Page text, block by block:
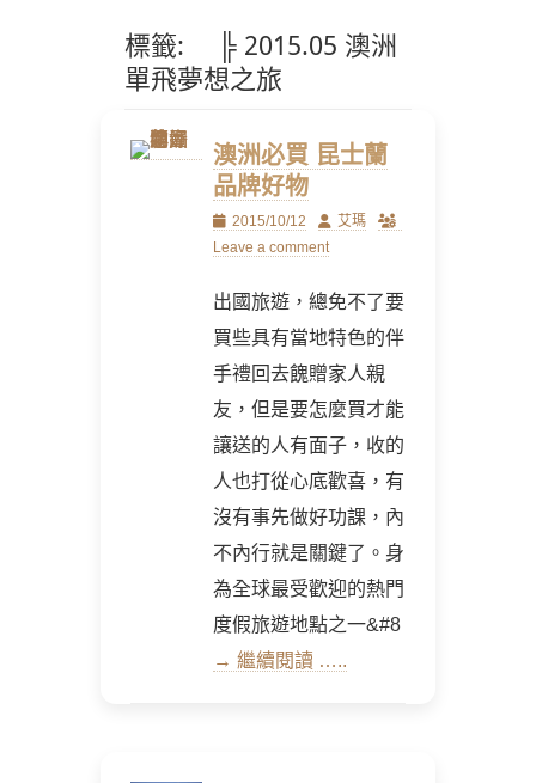
標籤:
╠ 2015.05 澳洲
單飛夢想之旅
澳洲必買 昆士蘭
品牌好物
Posted
on
2015/10/12 Author
艾瑪
Leave a comment
出國旅遊，總免不了要
買些具有當地特色的伴
手禮回去餽贈家人親
友，但是要怎麼買才能
讓送的人有面子，收的
人也打從心底歡喜，有
沒有事先做好功課，內
不內行就是關鍵了。身
為全球最受歡迎的熱門
度假旅遊地點之一&#8
→ 繼續閱讀 …..